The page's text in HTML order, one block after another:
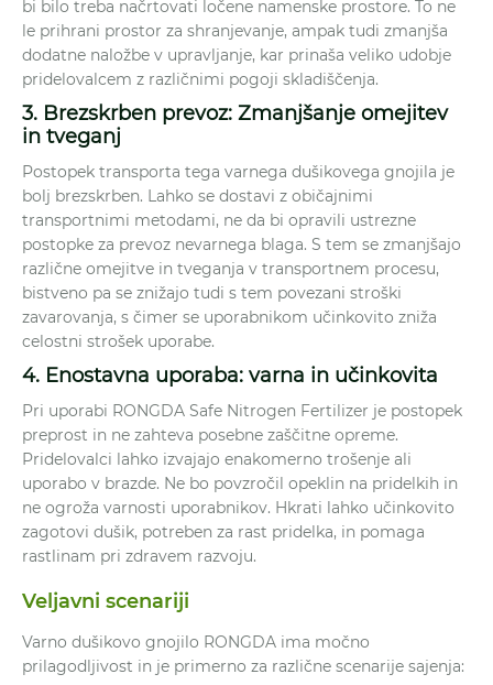
bi bilo treba načrtovati ločene namenske prostore. To ne
le prihrani prostor za shranjevanje, ampak tudi zmanjša
dodatne naložbe v upravljanje, kar prinaša veliko udobje
pridelovalcem z različnimi pogoji skladiščenja.
3. Brezskrben prevoz: Zmanjšanje omejitev
in tveganj
Postopek transporta tega varnega dušikovega gnojila je
bolj brezskrben. Lahko se dostavi z običajnimi
transportnimi metodami, ne da bi opravili ustrezne
postopke za prevoz nevarnega blaga. S tem se zmanjšajo
različne omejitve in tveganja v transportnem procesu,
bistveno pa se znižajo tudi s tem povezani stroški
zavarovanja, s čimer se uporabnikom učinkovito zniža
celostni strošek uporabe.
4. Enostavna uporaba: varna in učinkovita
Pri uporabi RONGDA Safe Nitrogen Fertilizer je postopek
preprost in ne zahteva posebne zaščitne opreme.
Pridelovalci lahko izvajajo enakomerno trošenje ali
uporabo v brazde. Ne bo povzročil opeklin na pridelkih in
ne ogroža varnosti uporabnikov. Hkrati lahko učinkovito
zagotovi dušik, potreben za rast pridelka, in pomaga
rastlinam pri zdravem razvoju.
Veljavni scenariji
Varno dušikovo gnojilo RONGDA ima močno
prilagodljivost in je primerno za različne scenarije sajenja: